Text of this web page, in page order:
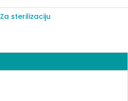
Za sterilizaciju